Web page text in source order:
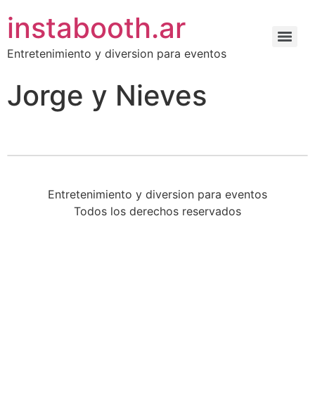
instabooth.ar
Entretenimiento y diversion para eventos
Jorge y Nieves
Entretenimiento y diversion para eventos
Todos los derechos reservados